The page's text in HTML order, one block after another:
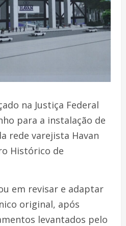
na Justiça Federal
para a instalação de
rede varejista Havan
Histórico de
em revisar e adaptar
original, após
levantados pelo